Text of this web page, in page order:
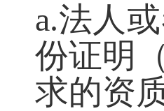
a.法人
份证明
求的资